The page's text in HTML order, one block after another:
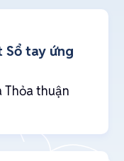
Sổ tay ứng
Thỏa thuận